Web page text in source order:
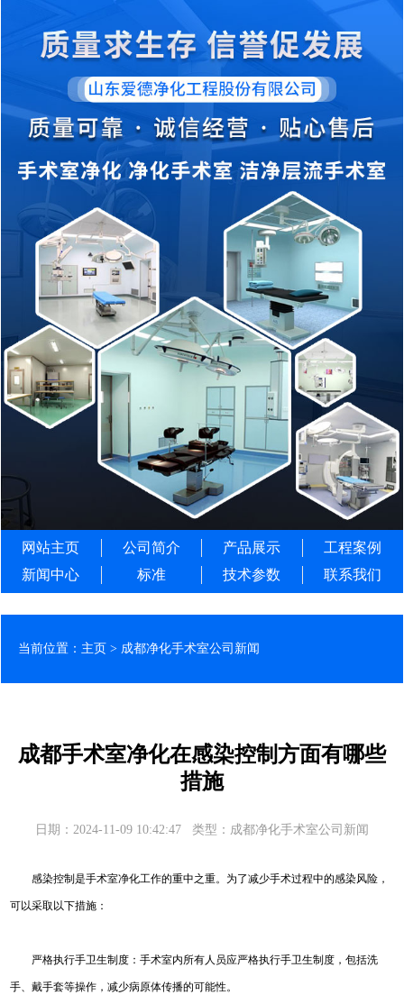
网站主页 公司简介 产品展示
工程案例
新闻中心
标准 技术参数 联系我们
当前位置： 主页 > 成都净化手术室公司新闻
成都手术室净化在感染控制方面有哪些
措施
日期：2024-11-09 10:42:47 类型：成都净化手术室公司新闻
感染控制是手术室净化工作的重中之重。为了减少手术过程中的感染风险，
可以采取以下措施：
严格执行手卫生制度：手术室内所有人员应严格执行手卫生制度，包括洗
手、戴手套等操作，减少病原体传播的可能性。